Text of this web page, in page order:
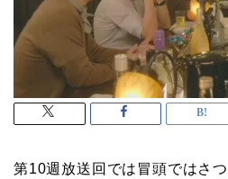
第10週放送回では冒頭ではさ